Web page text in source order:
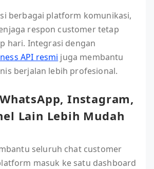
berbagai platform komunikasi,
respon customer tetap
hari. Integrasi dengan
API resmi juga membantu
berjalan lebih profesional.
Instagram,
Lain Lebih Mudah
seluruh chat customer
masuk ke satu dashboard